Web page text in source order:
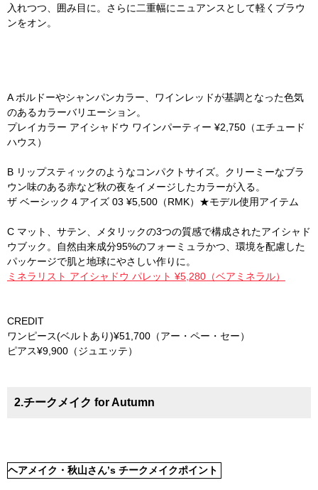
入れつつ、囲み目に。さらに二重幅にニュアンスとして軽くブラウ
ンをオン。
A ボルドーやシャンパンカラー、ワインレッドが基調となった色気
のあるカラーバリエーション。
プレイカラー アイシャドウ ワインパーティー ¥2,750（エチュード
ハウス）
B リップスティックのようなコンパクトサイズ。クリーミーなブラ
ウン味のある赤など秋の夜をイメージしたカラーが入る。
ザ ベーシック４アイズ 03 ¥5,500（RMK）★モデル使用アイテム
C マット、サテン、メタリックの3つの質感で構成されたアイシャド
ウブック。自然由来成分95%のフォーミュラかつ、環境を配慮した
パッケージで肌と地球にやさしい作りに。
ミネラリスト アイシャドウ パレット ¥5,280（ベアミネラル）
CREDIT
ワンピース(ベルトあり)¥51,700（アー・ペー・セー）
ピアス¥9,900（ジュエッテ）
2.チークメイク for Autumn
ヘアメイク・秋山さん’s チークメイクポイント